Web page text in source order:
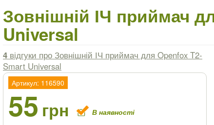
Зовнішній ІЧ приймач
Universal
4 відгуки про Зовнішній ІЧ приймач для Openfox T2-
Smart Universal
Артикул: 116590
55 грн В наявності